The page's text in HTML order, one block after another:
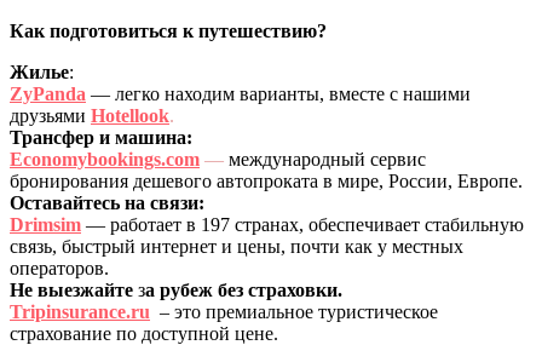
Как подготовиться к путешествию?
Жилье:
ZyPanda — легко находим варианты, вместе с нашими
друзьями Hotellook.
Трансфер и машина:
Economybookings.com — международный сервис
бронирования дешевого автопроката в мире, России, Европе.
Оставайтесь на связи:
Drimsim — работает в 197 странах, обеспечивает стабильную
связь, быстрый интернет и цены, почти как у местных
операторов.
Не выезжайте за рубеж без страховки.
Tripinsurance.ru – это премиальное туристическое
страхование по доступной цене.